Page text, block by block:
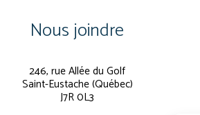
Nous joindre
246, rue Allée du Golf
Saint-Eustache (Québec)
J7R 0L3